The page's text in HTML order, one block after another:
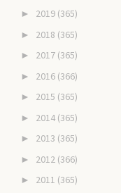
► 2019 (365)
► 2018 (365)
► 2017 (365)
► 2016 (366)
► 2015 (365)
► 2014 (365)
► 2013 (365)
► 2012 (366)
► 2011 (365)